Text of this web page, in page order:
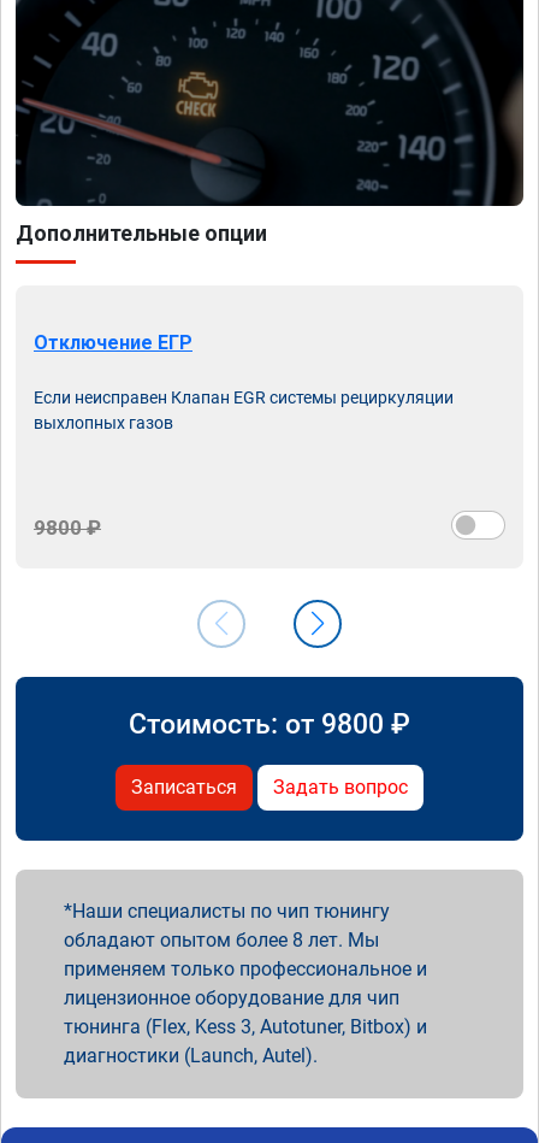
Дополнительные опции
Отключение ЕГР
Если неисправен Клапан EGR системы рециркуляции
выхлопных газов
9800 ₽
Стоимость: от 9800 ₽
Записаться Задать вопрос
Наши специалисты по чип тюнингу
обладают опытом более 8 лет. Мы
применяем только профессиональное и
лицензионное оборудование для чип
тюнинга (Flex, Kess 3, Autotuner, Bitbox) и
диагностики (Launch, Autel).